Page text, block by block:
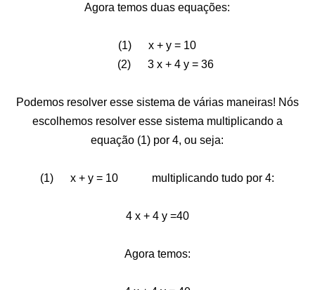
Agora temos duas equações:
(1) x + y = 10
(2) 3 x + 4 y = 36
Podemos resolver esse sistema de várias maneiras! Nós
escolhemos resolver esse sistema multiplicando a
equação (1) por 4, ou seja:
(1) x + y = 10 multiplicando tudo por 4:
4 x + 4 y =40
Agora temos: